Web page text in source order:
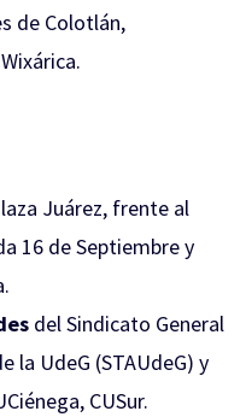
de Colotlán,
Juárez, frente al
16 de Septiembre y
del Sindicato General
la UdeG (STAUdeG) y
CUSur.